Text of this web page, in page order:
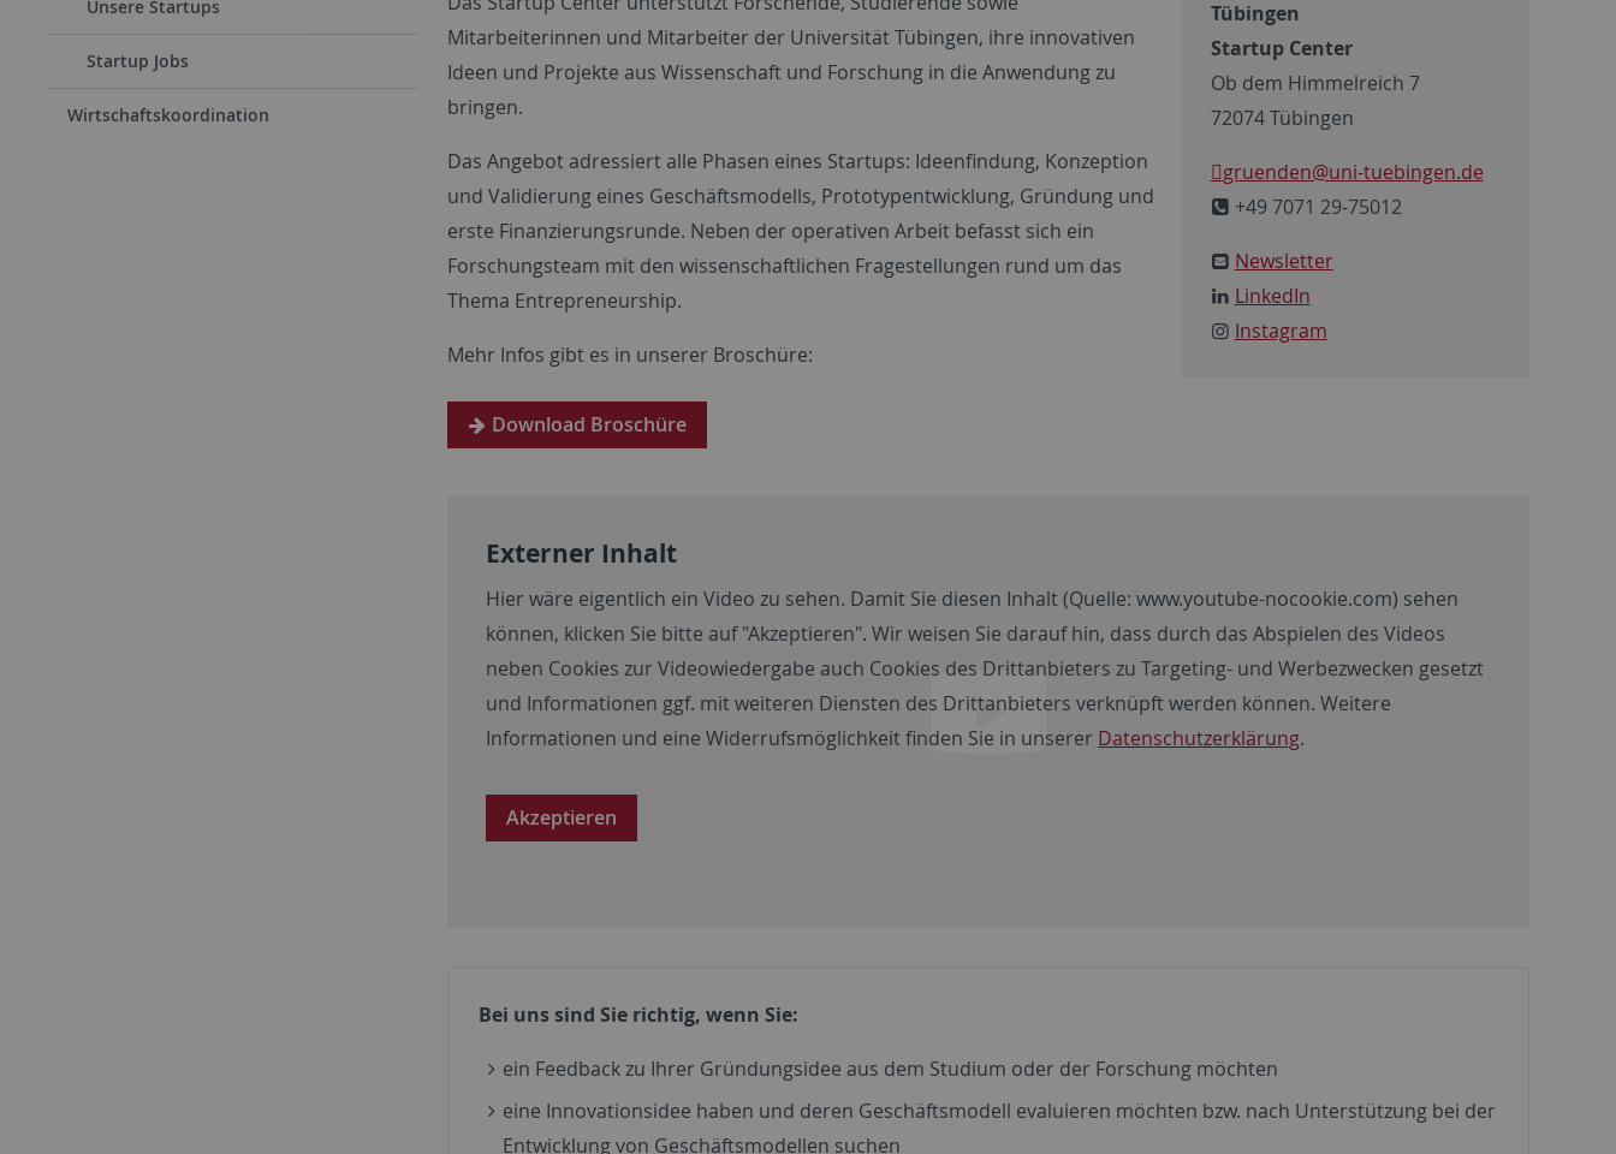
Unsere Startups
Startup Jobs
Wirtschaftskoordination
Mitarbeiterinnen und Mitarbeiter der Universität Tübingen, ihre innovativen
Ideen und Projekte aus Wissenschaft und Forschung in die Anwendung zu
bringen.
Das Angebot adressiert alle Phasen eines Startups: Ideenfindung, Konzeption
und Validierung eines Geschäftsmodells, Prototypentwicklung, Gründung und
erste Finanzierungsrunde. Neben der operativen Arbeit befasst sich ein
Forschungsteam mit den wissenschaftlichen Fragestellungen rund um das
Thema Entrepreneurship.
Mehr Infos gibt es in unserer Broschüre:
Download Broschüre
Tübingen
Startup Center
Ob dem Himmelreich 7
72074 Tübingen
gruenden@uni-tuebingen.de
+49 7071 29-75012
Newsletter
LinkedIn
Instagram
Externer Inhalt
Hier wäre eigentlich ein Video zu sehen. Damit Sie diesen Inhalt (Quelle: www.youtube-nocookie.com) sehen
können, klicken Sie bitte auf "Akzeptieren". Wir weisen Sie darauf hin, dass durch das Abspielen des Videos
neben Cookies zur Videowiedergabe auch Cookies des Drittanbieters zu Targeting- und Werbezwecken gesetzt
und Informationen ggf. mit weiteren Diensten des Drittanbieters verknüpft werden können. Weitere
Informationen und eine Widerrufsmöglichkeit finden Sie in unserer Datenschutzerklärung.
Akzeptieren
Bei uns sind Sie richtig, wenn Sie:
ein Feedback zu Ihrer Gründungsidee aus dem Studium oder der Forschung möchten
eine Innovationsidee haben und deren Geschäftsmodell evaluieren möchten bzw. nach Unterstützung bei der
Entwicklung von Geschäftsmodellen suchen